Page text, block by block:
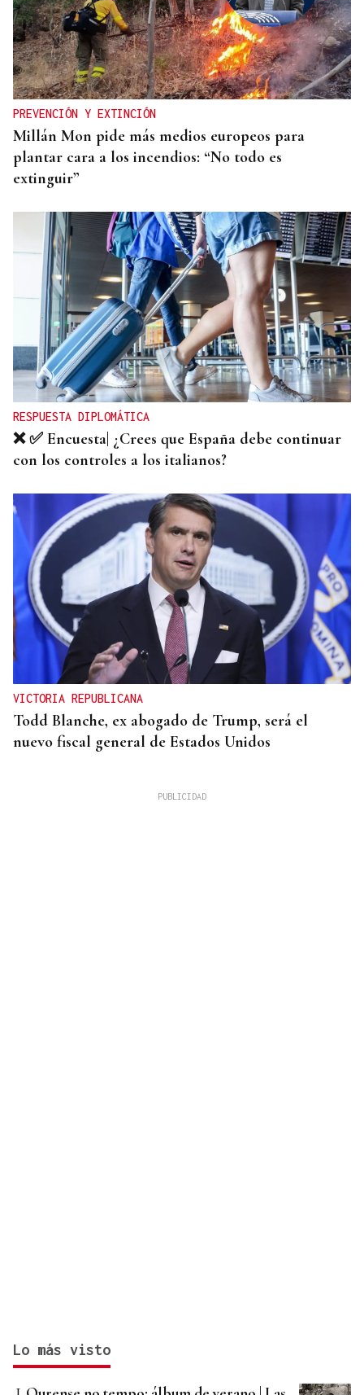
SEGURIDAD INFANTIL
Un tribunal de Estados Unidos multa a Meta con
567 millones de dólares por perjudicar la salud
mental de los menores
PREVENCIÓN Y EXTINCIÓN
Millán Mon pide más medios europeos para
plantar cara a los incendios: “No todo es
extinguir”
RESPUESTA DIPLOMÁTICA
❌ ✅ Encuesta| ¿Crees que España debe continuar
con los controles a los italianos?
VICTORIA REPUBLICANA
Todd Blanche, ex abogado de Trump, será el
nuevo fiscal general de Estados Unidos
Lo más visto